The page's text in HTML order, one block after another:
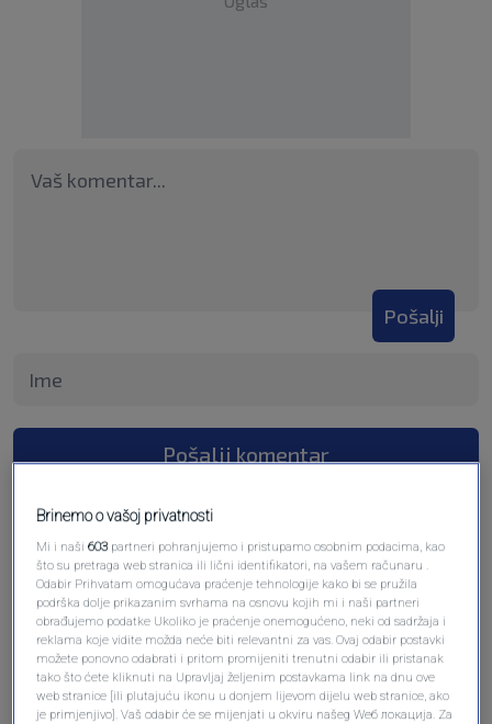
Pošalji
Pošalji komentar
Oglas
Brinemo o vašoj privatnosti
Mi i naši603 partneri pohranjujemo i pristupamo osobnim podacima, kao
što su pretraga web stranica ili lični identifikatori, na vašem računaru .
Odabir Prihvatam omogućava praćenje tehnologije kako bi se pružila
podrška dolje prikazanim svrhama na osnovu kojih mi i naši partneri
obrađujemo podatke Ukoliko je praćenje onemogućeno, neki od sadržaja i
reklama koje vidite možda neće biti relevantni za vas. Ovaj odabir postavki
možete ponovno odabrati i pritom promijeniti trenutni odabir ili pristanak
tako što ćete kliknuti na Upravljaj željenim postavkama link na dnu ove
web stranice [ili plutajuću ikonu u donjem lijevom dijelu web stranice, ako
je primjenjivo]. Vaš odabir će se mijenjati u okviru našeg Wеб локација. Za